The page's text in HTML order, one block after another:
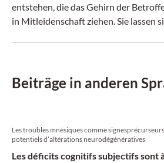
entstehen, die das Gehirn der
in Mitleidenschaft ziehen. Sie lassen
Beiträge in anderen
Les troubles mnésiques comme signesprécurseurs
potentiels d’altérations neurodégénératives
Les déficits cognitifs subjectifs sont